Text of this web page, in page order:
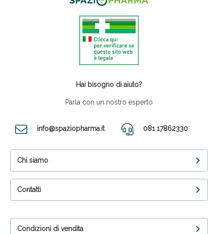
Hai bisogno di aiuto?
Parla con un nostro esperto
info@spaziopharma.it 081 17862330
Chi siamo
Contatti
Condizioni di vendita